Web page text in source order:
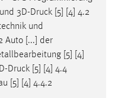
3D-Druck [5] [4] 4.2
und
Auto [...] der
[5] [4]
Druck [5] [4] 4.4
[5] [4] 4.4.2